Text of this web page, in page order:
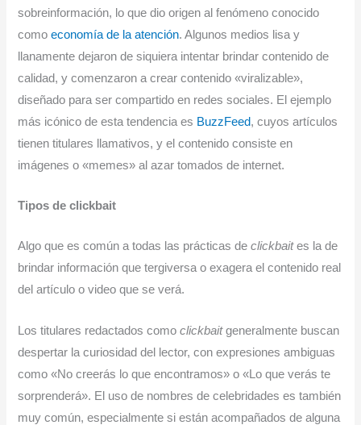
sobreinformación, lo que dio origen al fenómeno conocido
comoeconomía de la atención. Algunos medios lisa y
llanamente dejaron de siquiera intentar brindar contenido de
calidad, y comenzaron a crear contenido «viralizable»,
diseñado para ser compartido en redes sociales. El ejemplo
más icónico de esta tendencia es BuzzFeed, cuyos artículos
tienen titulares llamativos, y el contenido consiste en
imágenes o «memes» al azar tomados de internet.
Tipos de clickbait
Algo que es común a todas las prácticas declickbaites la de
brindar información que tergiversa o exagera el contenido real
del artículo o video que se verá.
Los titulares redactados comoclickbaitgeneralmente buscan
despertar la curiosidad del lector, con expresiones ambiguas
como «No creerás lo que encontramos» o «Lo que verás te
sorprenderá». El uso de nombres de celebridades es también
muy común, especialmente si están acompañados de alguna